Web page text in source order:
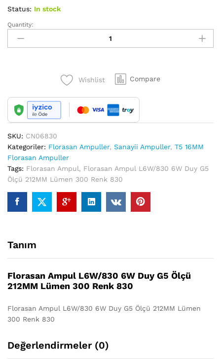
Status: In stock
Florasan
Ampul
L6W/830
212MM
Lümen
300
Renk
830
quantity
Quantity:
Wishlist Compare
SKU: CN06830
Kategoriler: Florasan Ampuller, Sanayii Ampuller, T5 16MM
Florasan Ampuller
Tags: Florasan Ampul, Florasan Ampul L6W/830 6W Duy G5
Ölçü 212MM Lümen 300 Renk 830
Tanım
Florasan Ampul L6W/830 6W Duy G5 Ölçü
212MM Lümen 300 Renk 830
Florasan Ampul L6W/830 6W Duy G5 Ölçü 212MM Lümen
300 Renk 830
Değerlendirmeler (0)